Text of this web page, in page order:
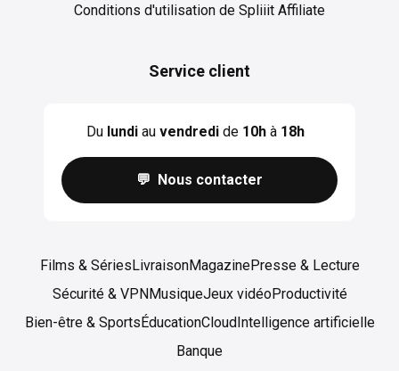
Conditions d'utilisation de Spliiit Affiliate
Service client
Du lundiau vendredide 10hà 18h
💬 Nous contacter
Films & SériesLivraisonMagazinePresse & Lecture
Sécurité & VPNMusiqueJeux vidéoProductivité
Bien-être & SportsÉducationCloudIntelligence artificielle
Banque